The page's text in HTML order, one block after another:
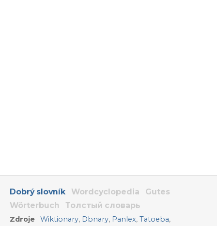
Dobrý slovník Wordcyclopedia
Gutes
Wörterbuch
Толстый словарь
Zdroje Wiktionary, Dbnary, Panlex,Tatoeba,